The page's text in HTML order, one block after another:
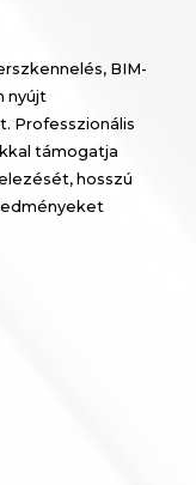
BIM-
nyújt
Professzionális
támogatja
hosszú